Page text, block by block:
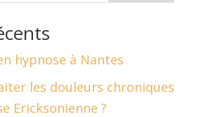
hypnose à Nantes
les douleurs chroniques
Ericksonienne ?